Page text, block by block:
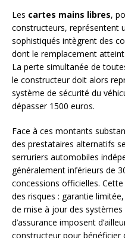
Les cartes mains libres,
constructeurs, représentent
sophistiqués intègrent des
dont le remplacement
La perte simultanée de
le constructeur doit alors
système de sécurité du
dépasser 1500 euros.
Face à ces montants
des prestataires alternatifs
serruriers automobiles
généralement inférieurs de
concessions officielles.
des risques : garantie
de mise à jour des
d’assurance imposent
constructeur pour bénéficier